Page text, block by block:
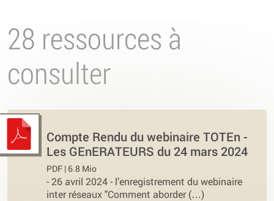
28 ressources à
consulter
Compte Rendu du webinaire TOTEn -
Les GEnERATEURS du 24 mars 2024
PDF | 6.8 Mio
-26 avril 2024 - l’enregistrement du webinaire
inter réseaux "Comment aborder (…)